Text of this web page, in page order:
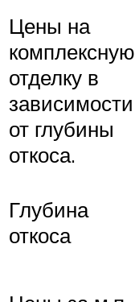
Цены на
комплексную
отделку в
зависимости
от глубины
откоса.
Глубина
откоса